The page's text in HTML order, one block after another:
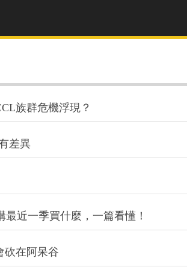
族群危機浮現？
差異
近一季買什麼，一篇看懂！
砍在阿呆谷